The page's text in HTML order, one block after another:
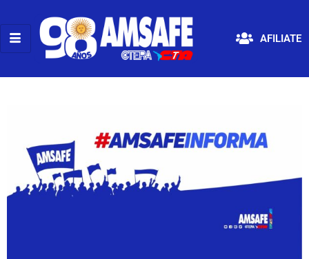
AFILIATE